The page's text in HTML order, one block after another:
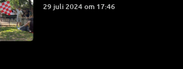
29 juli 2024 om 17:46